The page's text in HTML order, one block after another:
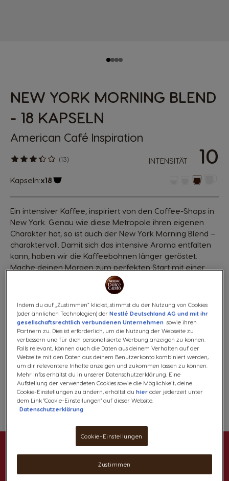
NEW YORK MORNING BLEND
- 18 KAPSELN
American Café Inspiration
INTENSITÄT 10
(13)
Kapseln:x18
Ein intensiver Kaffee, inspiriert von den Coffee-Shops in
New York. Genau wie diese Metropole ihren eigenen
Charakter hat, so ist auch der New York Morning Blend –
charaktervoll. Damit sich das intensive Aroma entfalten
kann, haben wir die Kaffeebohnen länger geröstet.
Mache deinen Morgen zum perfekten Start mit einer
großen Tasse Kaffee von unserem kräftigen New York
Produktinformationen
6,29 €
Rabatt wird im Warenkorb angewendet
Kostenloser Versand ab 29€
Indem du auf „Zustimmen“ klickst, stimmst du der Nutzung von Cookies
(oder ähnlichen Technologien) derNestlé Deutschland AG und mit ihr
gesellschaftsrechtlich verbundenen Unternehmen sowie ihren
Partnern zu. Dies ist erforderlich, um die Nutzung der Webseite zu
verbessern und für dich personalisierte Werbung anzeigen zu können.
Falls relevant, können auch die Daten aus deinem Verhalten auf der
Webseite mit den Daten aus deinem Benutzerkonto kombiniert werden,
um dir relevantere Inhalte anzeigen und zukommen lassen zu können.
Mehr Infos erhältst du in unserer Datenschutzerklärung. Eine
Aufstellung der verwendeten Cookies sowie die Möglichkeit, deine
Cookie-Einstellungen zu ändern, erhältst duhier oder jederzeit unter
dem Link "Cookie-Einstellungen" auf dieser Website.
Datenschutzerklärung
Cookie-Einstellungen
Zustimmen